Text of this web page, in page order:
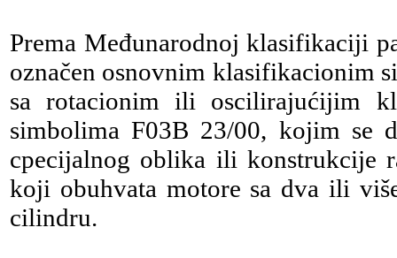
Prema Međunarodnoj klasifikaciji
označen osnovnim klasifikacionim
sa rotacionim ili oscilirajućijim
simbolima F03B 23/00, kojim se
cpecijalnog oblika ili konstrukcije
koji obuhvata motore sa dva ili
cilindru.